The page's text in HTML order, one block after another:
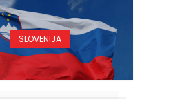
SLOVENIJA